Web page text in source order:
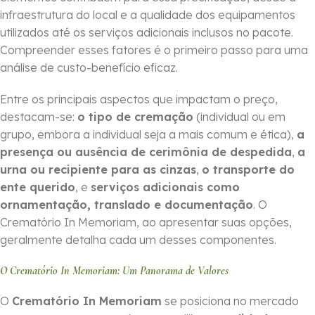
infraestrutura do local e a qualidade dos equipamentos
utilizados até os serviços adicionais inclusos no pacote.
Compreender esses fatores é o primeiro passo para uma
análise de custo-benefício eficaz.
Entre os principais aspectos que impactam o preço,
destacam-se: o tipo de cremação (individual ou em
grupo, embora a individual seja a mais comum e ética), a
presença ou ausência de cerimônia de despedida, a
urna ou recipiente para as cinzas, o transporte do
ente querido, e serviços adicionais como
ornamentação, translado e documentação. O
Crematório In Memoriam, ao apresentar suas opções,
geralmente detalha cada um desses componentes.
O Crematório In Memoriam: Um Panorama de Valores
O Crematório In Memoriam se posiciona no mercado